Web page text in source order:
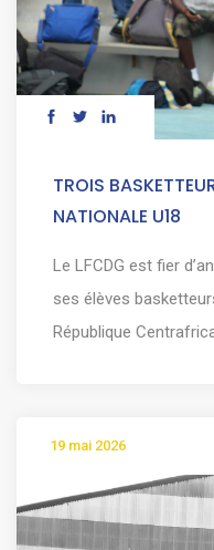
TROIS
NATIONALE U18
Le LFCDG est fier
ses élèves
République
19 mai 2026